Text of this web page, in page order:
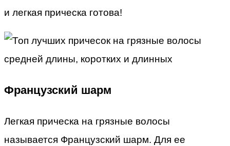
и легкая прическа готова!
Французский шарм
Легкая прическа на грязные волосы
называется Французский шарм. Для ее